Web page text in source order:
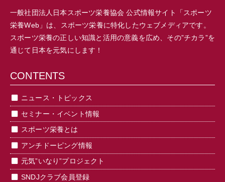
一般社団法人日本スポーツ栄養協会 公式情報サイト「スポーツ
栄養Web」は、スポーツ栄養に特化したウェブメディアです。
スポーツ栄養の正しい知識と活用の意義を広め、その”チカラ”を
通じて日本を元気にします！
CONTENTS
ニュース・トピックス
セミナー・イベント情報
スポーツ栄養とは
アンチドーピング情報
元気”いなり”プロジェクト
SNDJクラブ会員登録